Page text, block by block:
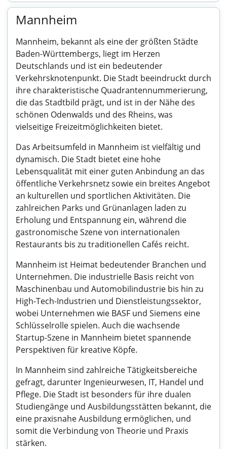
Mannheim
Mannheim, bekannt als eine der größten Städte
Baden-Württembergs, liegt im Herzen
Deutschlands und ist ein bedeutender
Verkehrsknotenpunkt. Die Stadt beeindruckt durch
ihre charakteristische Quadrantennummerierung,
die das Stadtbild prägt, und ist in der Nähe des
schönen Odenwalds und des Rheins, was
vielseitige Freizeitmöglichkeiten bietet.
Das Arbeitsumfeld in Mannheim ist vielfältig und
dynamisch. Die Stadt bietet eine hohe
Lebensqualität mit einer guten Anbindung an das
öffentliche Verkehrsnetz sowie ein breites Angebot
an kulturellen und sportlichen Aktivitäten. Die
zahlreichen Parks und Grünanlagen laden zu
Erholung und Entspannung ein, während die
gastronomische Szene von internationalen
Restaurants bis zu traditionellen Cafés reicht.
Mannheim ist Heimat bedeutender Branchen und
Unternehmen. Die industrielle Basis reicht von
Maschinenbau und Automobilindustrie bis hin zu
High-Tech-Industrien und Dienstleistungssektor,
wobei Unternehmen wie BASF und Siemens eine
Schlüsselrolle spielen. Auch die wachsende
Startup-Szene in Mannheim bietet spannende
Perspektiven für kreative Köpfe.
In Mannheim sind zahlreiche Tätigkeitsbereiche
gefragt, darunter Ingenieurwesen, IT, Handel und
Pflege. Die Stadt ist besonders für ihre dualen
Studiengänge und Ausbildungsstätten bekannt, die
eine praxisnahe Ausbildung ermöglichen, und
somit die Verbindung von Theorie und Praxis
stärken.